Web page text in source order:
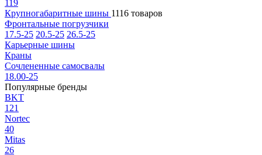
119
Крупногабаритные шины 1116 товаров
Фронтальные погрузчики
17.5-25 20.5-25 26.5-25
Карьерные шины
Краны
Сочлененные самосвалы
18.00-25
Популярные бренды
BKT
121
Nortec
40
Mitas
26